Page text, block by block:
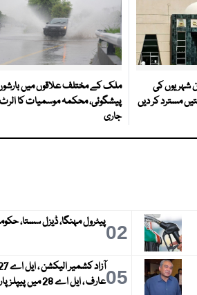
شہریوں کی
مسترد کر دیں
ملک کے مختلف علاقوں میں
پیشگوئی، محکمہ موسمیات کا الرٹ
جاری
02پیٹرول مہنگا، ڈیزل سستا،
05عارف ، ایل اے 28 میں پیپلز پارٹی کے بازل نقوی کامیاب